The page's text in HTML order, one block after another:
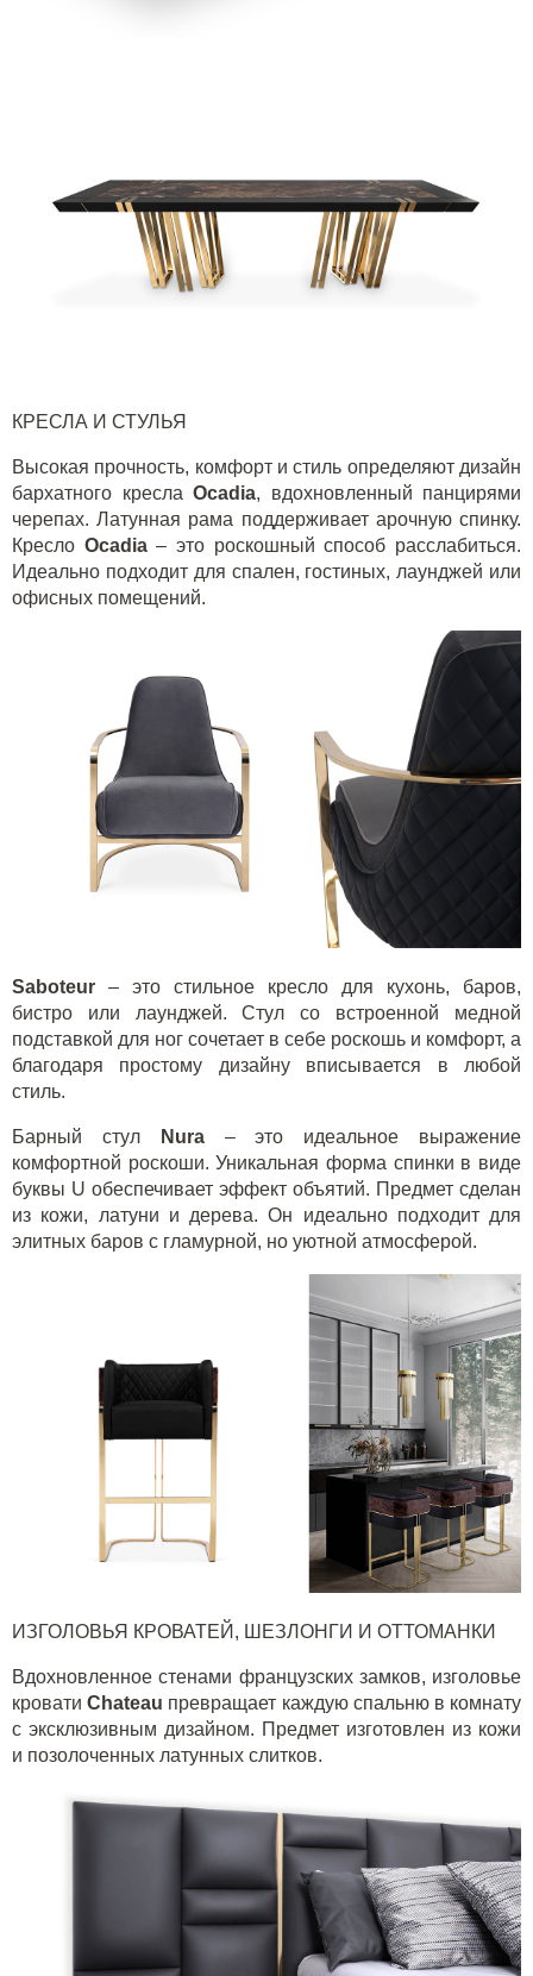
КРЕСЛА И СТУЛЬЯ
Высокая прочность, комфорт и стиль определяют дизайн
бархатного кресла Ocadia, вдохновленный панцирями
черепах. Латунная рама поддерживает арочную спинку.
Кресло Ocadia– это роскошный способ расслабиться.
Идеально подходит для спален, гостиных, лаунджей или
офисных помещений.
Saboteur
– это стильное кресло для кухонь, баров,
бистро или лаунджей. Стул со встроенной медной
подставкой для ног сочетает в себе роскошь и комфорт, а
благодаря простому дизайну вписывается в любой
стиль.
Барный стул Nura – это идеальное выражение
комфортной роскоши. Уникальная форма спинки в виде
буквы U обеспечивает эффект объятий. Предмет сделан
из кожи, латуни и дерева. Он идеально подходит для
элитных баров с гламурной, но уютной атмосферой.
ИЗГОЛОВЬЯ КРОВАТЕЙ, ШЕЗЛОНГИ И ОТТОМАНКИ
Вдохновленное стенами французских замков, изголовье
кроватиChateau превращает каждую спальню в комнату
с эксклюзивным дизайном. Предмет изготовлен из кожи
и позолоченных латунных слитков.